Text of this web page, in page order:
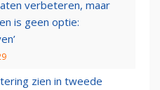
verbeteren, maar
is geen optie:
zien in tweede